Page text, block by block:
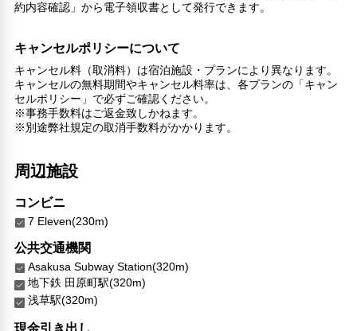
プライベートエントランス
コンタクトレス チェックイン/チェックアウト
約内容確認」から電子領収書として発行できます。
キャンセルポリシーについて
キャンセル料（取消料）は宿泊施設・プランにより異なります。
キャンセルの無料期間やキャンセル料率は、各プランの「キャン
セルポリシー」で必ずご確認ください。
※事務手数料はご返金致しかねます。
※別途弊社規定の取消手数料がかかります。
周辺施設
コンビニ
7 Eleven(230m)
公共交通機関
Asakusa Subway Station(320m)
地下鉄 田原町駅(320m)
浅草駅(320m)
現金引き出し